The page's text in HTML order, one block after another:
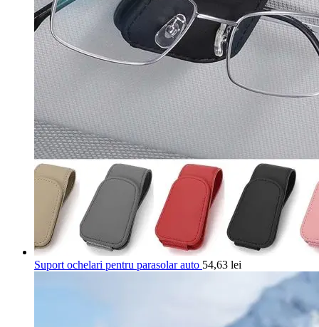
Suport ochelari pentru parasolar auto 54,63 lei